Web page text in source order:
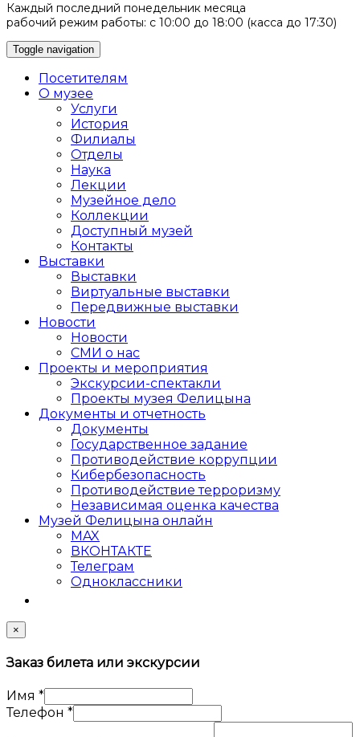
Каждый последний понедельник месяца
рабочий режим работы: с 10:00 до 18:00 (касса до 17:30)
Toggle navigation
Посетителям
О музее
Услуги
История
Филиалы
Отделы
Наука
Лекции
Музейное дело
Коллекции
Доступный музей
Контакты
Выставки
Выставки
Виртуальные выставки
Передвижные выставки
Новости
Новости
СМИ о нас
Проекты и мероприятия
Экскурсии-спектакли
Проекты музея Фелицына
Документы и отчетность
Документы
Государственное задание
Противодействие коррупции
Кибер­безопасность
Противодействие терроризму
Независимая оценка качества
Музей Фелицына онлайн
MAX
ВКОНТАКТЕ
Телеграм
Одноклассники
×
Заказ билета или экскурсии
Имя *
Телефон *